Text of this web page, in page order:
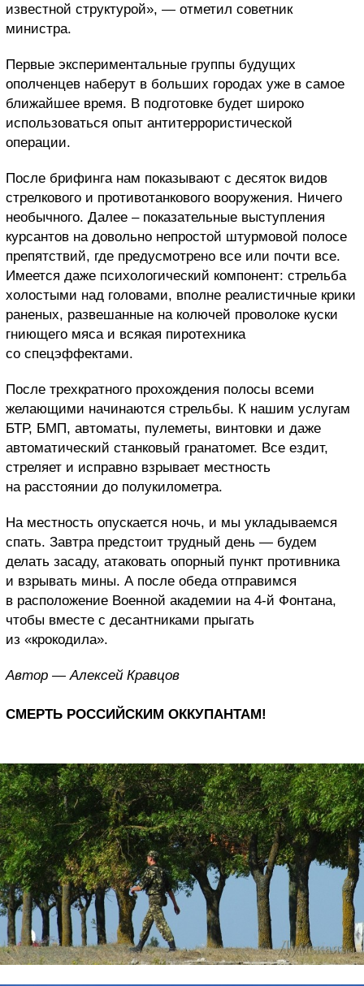
известной структурой», — отметил советник
министра.
Первые экспериментальные группы будущих
ополченцев наберут в больших городах уже в самое
ближайшее время. В подготовке будет широко
использоваться опыт антитеррористической
операции.
После брифинга нам показывают с десяток видов
стрелкового и противотанкового вооружения. Ничего
необычного. Далее – показательные выступления
курсантов на довольно непростой штурмовой полосе
препятствий, где предусмотрено все или почти все.
Имеется даже психологический компонент: стрельба
холостыми над головами, вполне реалистичные крики
раненых, развешанные на колючей проволоке куски
гниющего мяса и всякая пиротехника
со спецэффектами.
После трехкратного прохождения полосы всеми
желающими начинаются стрельбы. К нашим услугам
БТР, БМП, автоматы, пулеметы, винтовки и даже
автоматический станковый гранатомет. Все ездит,
стреляет и исправно взрывает местность
на расстоянии до полукилометра.
На местность опускается ночь, и мы укладываемся
спать. Завтра предстоит трудный день — будем
делать засаду, атаковать опорный пункт противника
и взрывать мины. А после обеда отправимся
в расположение Военной академии на 4-й Фонтана,
чтобы вместе с десантниками прыгать
из «крокодила».
Автор — Алексей Кравцов
СМЕРТЬ РОССИЙСКИМ ОККУПАНТАМ!